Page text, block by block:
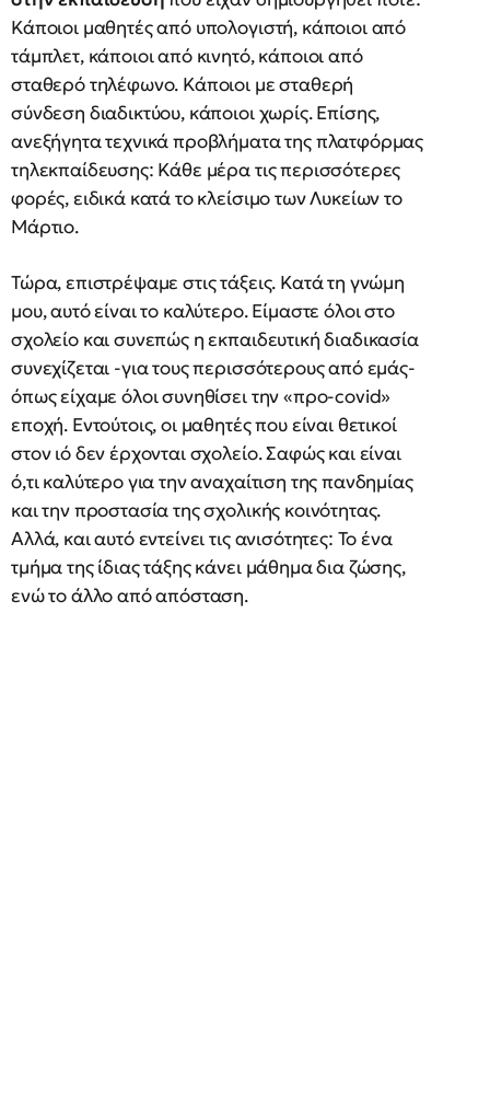
Κάποιοι μαθητές από υπολογιστή, κάποιοι από
τάμπλετ, κάποιοι από κινητό, κάποιοι από
σταθερό τηλέφωνο. Κάποιοι με σταθερή
σύνδεση διαδικτύου, κάποιοι χωρίς. Επίσης,
ανεξήγητα τεχνικά προβλήματα της πλατφόρμας
τηλεκπαίδευσης: Κάθε μέρα τις περισσότερες
φορές, ειδικά κατά το κλείσιμο των Λυκείων το
Μάρτιο.
Τώρα, επιστρέψαμε στις τάξεις. Κατά τη γνώμη
μου, αυτό είναι το καλύτερο. Είμαστε όλοι στο
σχολείο και συνεπώς η εκπαιδευτική διαδικασία
συνεχίζεται -για τους περισσότερους από εμάς-
όπως είχαμε όλοι συνηθίσει την «προ-covid»
εποχή. Εντούτοις, οι μαθητές που είναι θετικοί
στον ιό δεν έρχονται σχολείο. Σαφώς και είναι
ό,τι καλύτερο για την αναχαίτιση της πανδημίας
και την προστασία της σχολικής κοινότητας.
Αλλά, και αυτό εντείνει τις ανισότητες: Το ένα
τμήμα της ίδιας τάξης κάνει μάθημα δια ζώσης,
ενώ το άλλο από απόσταση.